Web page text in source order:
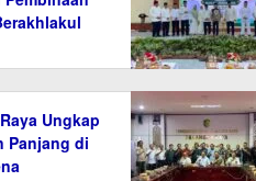
Ungkap
Panjang di